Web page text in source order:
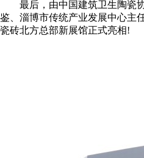
最后，由中国建筑卫生陶瓷协
鉴、淄博市传统产业发展中心主
瓷砖北方总部新展馆正式亮相!